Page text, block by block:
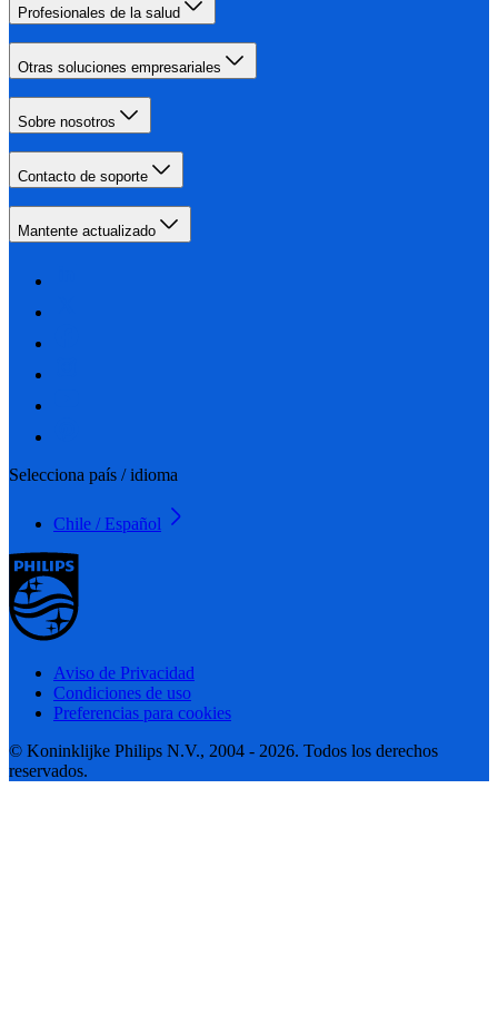
Profesionales de la salud
Otras soluciones empresariales
Sobre nosotros
Contacto de soporte
Mantente actualizado
Selecciona país / idioma
Chile / Español
Aviso de Privacidad
Condiciones de uso
Preferencias para cookies
© Koninklijke Philips N.V., 2004 - 2026. Todos los derechos
reservados.